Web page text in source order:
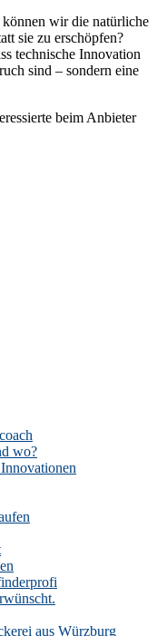
wir die natürliche
sie zu erschöpfen?
technische Innovation
sind – sondern eine
beim Anbieter
wo?
aus Würzburg